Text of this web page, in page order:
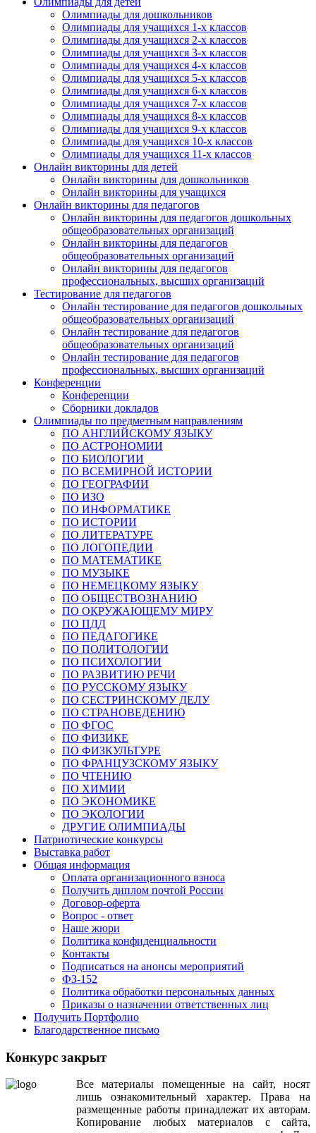
Олимпиады для дошкольников
Олимпиады для учащихся 1-х классов
Олимпиады для учащихся 2-х классов
Олимпиады для учащихся 3-х классов
Олимпиады для учащихся 4-х классов
Олимпиады для учащихся 5-х классов
Олимпиады для учащихся 6-х классов
Олимпиады для учащихся 7-х классов
Олимпиады для учащихся 8-х классов
Олимпиады для учащихся 9-х классов
Олимпиады для учащихся 10-х классов
Олимпиады для учащихся 11-х классов
Онлайн викторины для детей
Онлайн викторины для дошкольников
Онлайн викторины для учащихся
Онлайн викторины для педагогов
Онлайн викторины для педагогов дошкольных
общеобразовательных организаций
Онлайн викторины для педагогов
общеобразовательных организаций
Онлайн викторины для педагогов
профессиональных, высших организаций
Тестирование для педагогов
Онлайн тестирование для педагогов дошкольных
общеобразовательных организаций
Онлайн тестирование для педагогов
общеобразовательных организаций
Онлайн тестирование для педагогов
профессиональных, высших организаций
Конференции
Конференции
Сборники докладов
Олимпиады по предметным направлениям
ПО АНГЛИЙСКОМУ ЯЗЫКУ
ПО АСТРОНОМИИ
ПО БИОЛОГИИ
ПО ВСЕМИРНОЙ ИСТОРИИ
ПО ГЕОГРАФИИ
ПО ИЗО
ПО ИНФОРМАТИКЕ
ПО ИСТОРИИ
ПО ЛИТЕРАТУРЕ
ПО ЛОГОПЕДИИ
ПО МАТЕМАТИКЕ
ПО МУЗЫКЕ
ПО НЕМЕЦКОМУ ЯЗЫКУ
ПО ОБЩЕСТВОЗНАНИЮ
ПО ОКРУЖАЮЩЕМУ МИРУ
ПО ПДД
ПО ПЕДАГОГИКЕ
ПО ПОЛИТОЛОГИИ
ПО ПСИХОЛОГИИ
ПО РАЗВИТИЮ РЕЧИ
ПО РУССКОМУ ЯЗЫКУ
ПО СЕСТРИНСКОМУ ДЕЛУ
ПО СТРАНОВЕДЕНИЮ
ПО ФГОС
ПО ФИЗИКЕ
ПО ФИЗКУЛЬТУРЕ
ПО ФРАНЦУЗСКОМУ ЯЗЫКУ
ПО ЧТЕНИЮ
ПО ХИМИИ
ПО ЭКОНОМИКЕ
ПО ЭКОЛОГИИ
ДРУГИЕ ОЛИМПИАДЫ
Патриотические конкурсы
Выставка работ
Общая информация
Оплата организационного взноса
Получить диплом почтой России
Договор-оферта
Вопрос - ответ
Наше жюри
Политика конфиденциальности
Контакты
Подписаться на анонсы мероприятий
ФЗ-152
Политика обработки персональных данных
Приказы о назначении ответственных лиц
Получить Портфолио
Благодарственное письмо
Конкурс закрыт
Все материалы помещенные на сайт,носят
лишь
ознакомительный характер. Права
на
размещенные работы принадлежат их авторам.
Копирование
любых материалов с сайта,